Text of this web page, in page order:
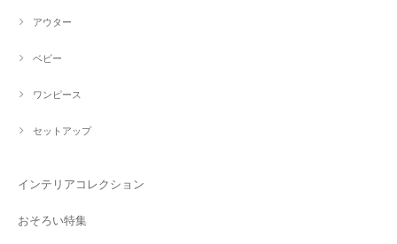
アウター
ベビー
ワンピース
セットアップ
インテリアコレクション
おそろい特集